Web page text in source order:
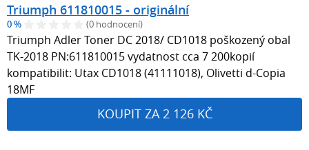
Triumph 611810015 - originální
0 % (0 hodnocení)
Triumph Adler Toner DC 2018/ CD1018 poškozený obal
TK-2018 PN:611810015 vydatnost cca 7 200kopií
kompatibilit: Utax CD1018 (41111018), Olivetti d-Copia
18MF
KOUPIT ZA 2 126 KČ